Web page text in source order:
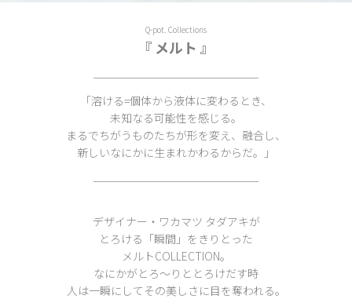
Q-pot. Collections
『 メルト 』
￣￣￣￣￣￣￣￣￣￣￣￣￣￣￣
「溶ける=個体から液体に変わるとき、
未知なる可能性を感じる。
まるでちがうものたちが形を変え、融合し、
新しいなにかに生まれかわるからだ。」
￣￣￣￣￣￣￣￣￣￣￣￣￣￣￣
デザイナー・ワカマツ タダアキが
とろける「瞬間」をきりとった
メルトCOLLECTION。
なにかがとろ～りととろけだす時
人は一瞬にしてその美しさに目を奪われる。